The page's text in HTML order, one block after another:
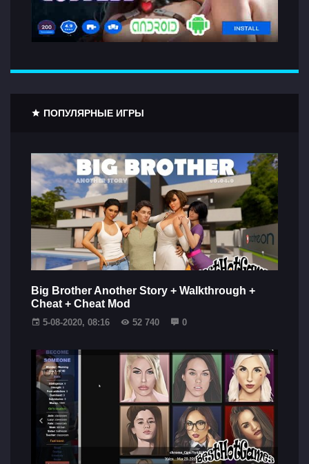
ПОПУЛЯРНЫЕ ИГРЫ
Big Brother Another Story + Walkthrough +
Cheat + Cheat Mod
5-08-2020, 08:16 52 740 0